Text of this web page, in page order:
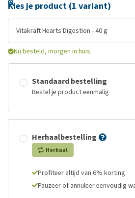
Kies je product (1 variant)
Vitakraft Hearts Digestion - 40 g
Nu besteld, morgen in huis
Standaard bestelling
Bestel je product eenmalig
Herhaalbestelling
Herhaal
Profiteer altijd van 6% korting
Pauzeer of annuleer eenvoudig